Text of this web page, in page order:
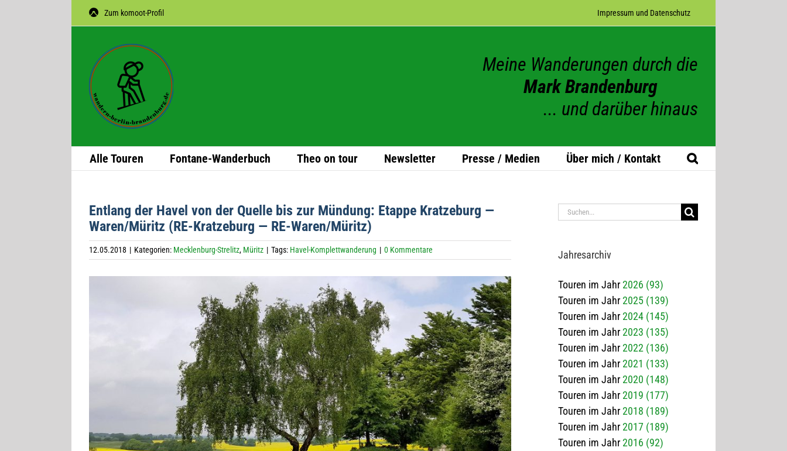
Zum komoot-Profil Impres­sum und Datenschutz
Meine Wanderungen durch die
Mark Brandenburg
... und darüber hinaus
Alle Tou­ren Fon­­tane-Wan­­der­­buch Theo on tour News­let­ter Presse / Medien Über mich / Kontakt
Ent­lang der Havel von der Quelle bis zur Mün­dung: Etappe Krat­ze­burg —
Waren/Müritz (RE-Krat­ze­burg — RE-Waren­/Mü­ritz)
12.05.2018 | Kategorien: Mecklenburg-Strelitz, Müritz | Tags: Havel-Komplettwanderung | 0 Kommentare
Suche
Jah­res­ar­chiv
Touren im Jahr2026 (93)
Touren im Jahr2025 (139)
Touren im Jahr2024 (145)
Touren im Jahr2023 (135)
Touren im Jahr2022 (136)
Touren im Jahr2021 (133)
Touren im Jahr2020 (148)
Touren im Jahr2019 (177)
Touren im Jahr2018 (189)
Touren im Jahr2017 (189)
Touren im Jahr2016 (92)